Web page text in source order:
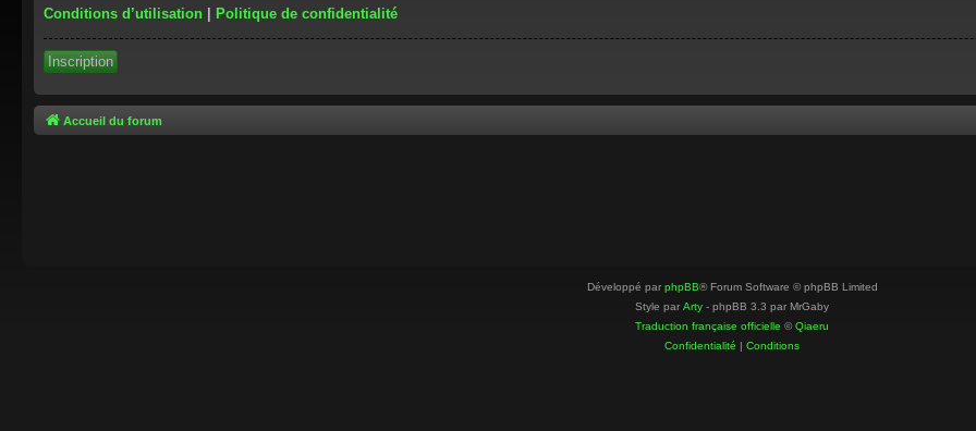
Conditions d’utilisation | Politique de confidentialité
Inscription
Accueil du forum
Développé par phpBB® Forum Software © phpBB Limited
Style par Arty - phpBB 3.3 par MrGaby
Traduction française officielle ©Qiaeru
Confidentialité | Conditions